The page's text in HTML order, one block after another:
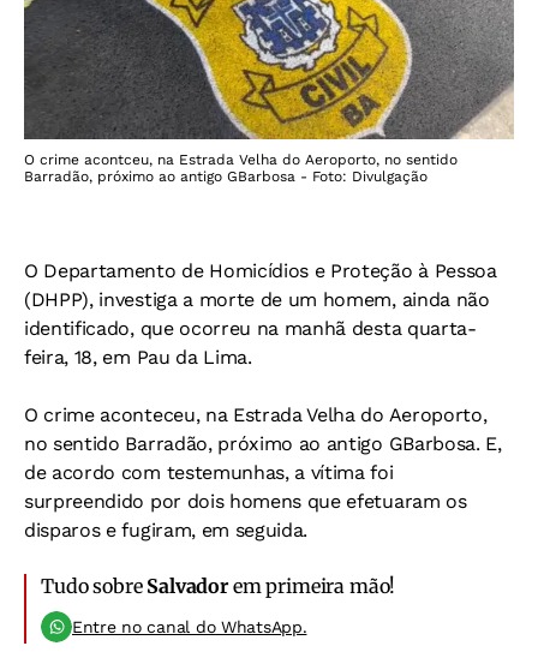
O crime acontceu, na Estrada Velha do Aeroporto, no sentido
Barradão, próximo ao antigo GBarbosa - Foto: Divulgação
O Departamento de Homicídios e Proteção à Pessoa
(DHPP), investiga a morte de um homem, ainda não
identificado, que ocorreu na manhã desta quarta-
feira, 18, em Pau da Lima.
O crime aconteceu, na Estrada Velha do Aeroporto,
no sentido Barradão, próximo ao antigo GBarbosa. E,
de acordo com testemunhas, a vítima foi
surpreendido por dois homens que efetuaram os
disparos e fugiram, em seguida.
Tudo sobre Salvadorem primeira mão!
Entre no canal do WhatsApp.